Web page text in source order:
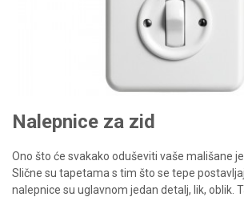
Nalepnice za zid
Ono što će svakako oduševiti vaše mališane
Slične su tapetama s tim što se tepe
nalepnice su uglavnom jedan detalj, lik, oblik.